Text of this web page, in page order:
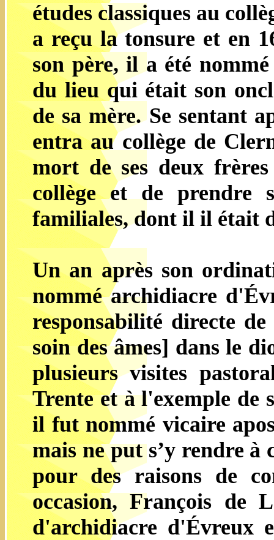
études classiques au
a reçu la tonsure et en
son père, il a été
du lieu qui était son
de sa mère. Se sentant
entra au collège de
mort de ses deux
collège et de prendre
familiales, dont il il était
Un an après son
nommé archidiacre
responsabilité directe
soin des âmes] dans le
plusieurs visites
Trente et à l'exemple de
il fut nommé vicaire
mais ne put s’y rendre
pour des raisons de
occasion, François de
d'archidiacre d'Évreux